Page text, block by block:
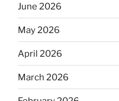
June 2026
May 2026
April 2026
March 2026